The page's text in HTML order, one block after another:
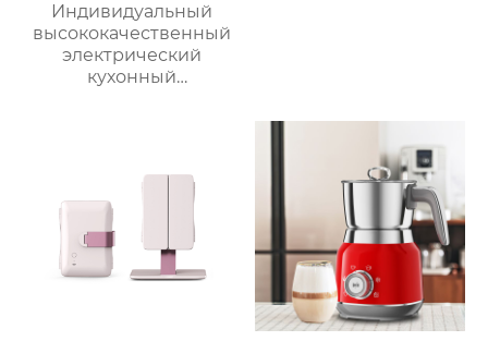
Индивидуальный
высококачественный
электрический
кухонный
блендер, тепловизор